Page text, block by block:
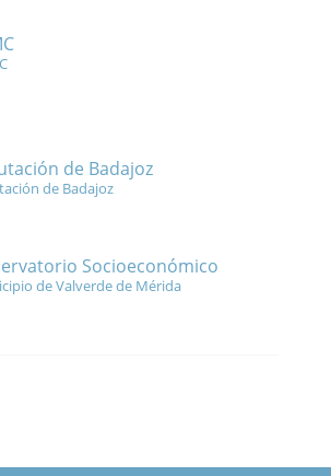
de Badajoz
de Badajoz
Socioeconómico
de Valverde de Mérida